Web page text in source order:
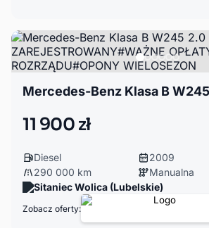
11 900 zł
Diesel
2009
290 000 km
Manualna
Sitaniec Wolica (Lubelskie)
Zobacz oferty: